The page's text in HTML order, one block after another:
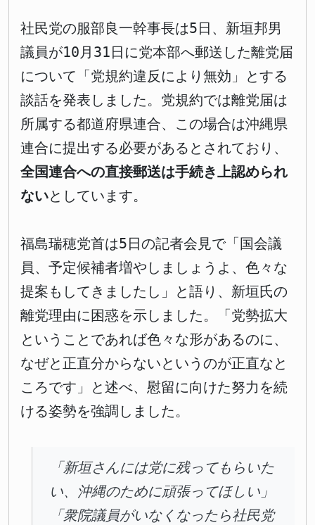
社民党の服部良一幹事長は5日、新垣邦男
議員が10月31日に党本部へ郵送した離党届
について「党規約違反により無効」とする
談話を発表しました。党規約では離党届は
所属する都道府県連合、この場合は沖縄県
連合に提出する必要があるとされており、
全国連合への直接郵送は手続き上認められ
ないとしています。
福島瑞穂党首は5日の記者会見で「国会議
員、予定候補者増やしましょうよ、色々な
提案もしてきましたし」と語り、新垣氏の
離党理由に困惑を示しました。「党勢拡大
ということであれば色々な形があるのに、
なぜと正直分からないというのが正直なと
ころです」と述べ、慰留に向けた努力を続
ける姿勢を強調しました。
「新垣さんには党に残ってもらいた
い、沖縄のために頑張ってほしい」
「衆院議員がいなくなったら社民党